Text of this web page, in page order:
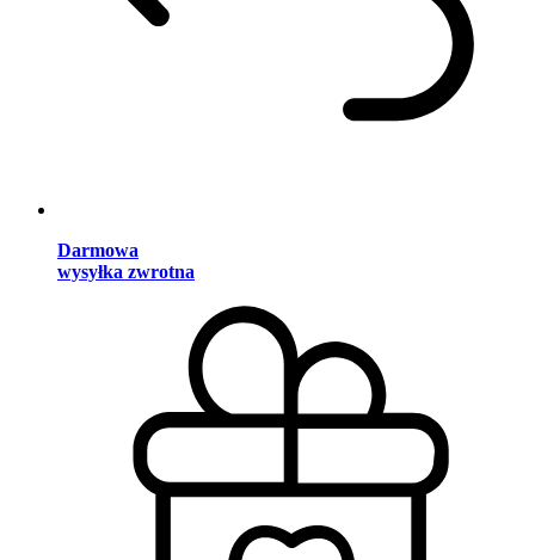
Darmowa
wysyłka zwrotna